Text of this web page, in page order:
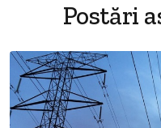
Postări